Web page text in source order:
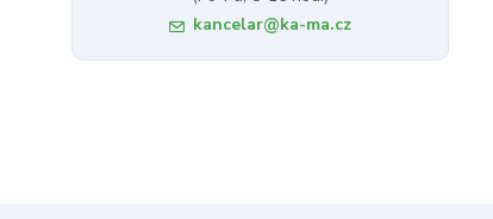
kancelar@ka-ma.cz